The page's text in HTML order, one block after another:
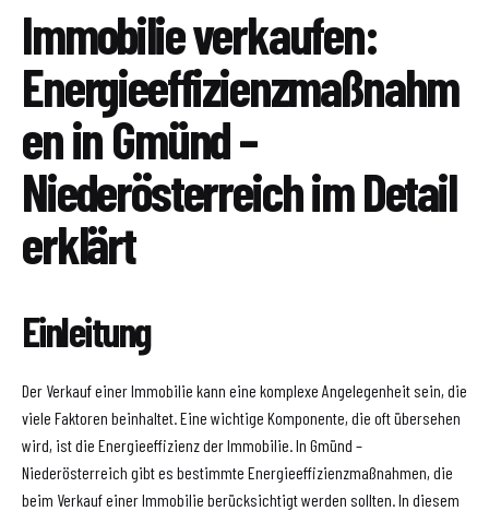
Immobilie verkaufen:
Energieeffizienzmaßnahm
en in Gmünd –
Niederösterreich im Detail
erklärt
Einleitung
Der Verkauf einer Immobilie kann eine komplexe Angelegenheit sein, die
viele Faktoren beinhaltet. Eine wichtige Komponente, die oft übersehen
wird, ist die Energieeffizienz der Immobilie. In Gmünd –
Niederösterreich gibt es bestimmte Energieeffizienzmaßnahmen, die
beim Verkauf einer Immobilie berücksichtigt werden sollten. In diesem